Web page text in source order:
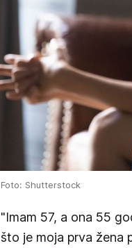
Foto: Shutterstock
"Imam 57, a ona 55
što je moja prva žena